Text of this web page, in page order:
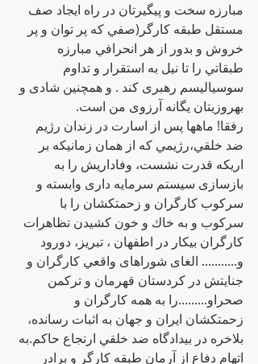
مبارزه سخت و پيگيرتان در راه ايجاد صف
مستقل طبقه كارگر(صفي كه پر توان و پر
خروش و بدور از هر انحرافي مبارزه
طبقاتي را تا نيل به استقرار و تداوم
سوسياليسم رهبرى كند . و همچنين شادى و
بهروزيتان يگانه آرزوى من است.
رفقا! ماهها پس از اسارت در زندان رژيم
ضد خلقي،رژيمي كه از همان زمانيكه بر
اريكه قدرت نشست، وفاداريش را به
بازسازى سيستم سرمايه دارى وابسته و
سركوب كارگران و زحمتكشان را با
سركوب و به خاك و خون كشيدن تظاهرات
كارگران بيكار در اطفهان ، تبريز، دورود
و........... الغاى شوراهاى واقعي كارگران و
جنايتش در كردستان قهرمان و تركمن
صحراو.........را به همه كارگران و
زحمتكشان ايران و جهان به اثبات رسانده،
بلاخره در بيدادگاه ضد خلقي ارتجاع حاكم.به
اتهام دفاع از آرمان طبقه كارگر و برادر